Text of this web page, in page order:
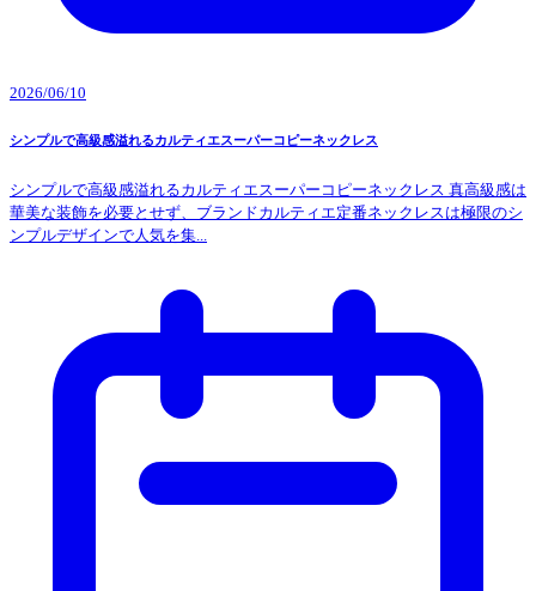
2026/06/10
シンプルで高級感溢れるカルティエスーパーコピーネックレス
シンプルで高級感溢れるカルティエスーパーコピーネックレス 真高級感は
華美な装飾を必要とせず、ブランドカルティエ定番ネックレスは極限のシ
ンプルデザインで人気を集...